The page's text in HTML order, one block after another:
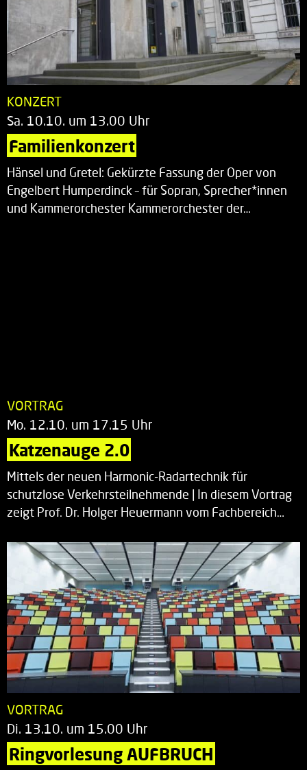
KONZERT
Sa. 10.10. um 13.00 Uhr
Familienkonzert
Hänsel und Gretel: Gekürzte Fassung der Oper von
Engelbert Humperdinck – für Sopran, Sprecher*innen
und Kammerorchester Kammerorchester der…
VORTRAG
Mo. 12.10. um 17.15 Uhr
Katzenauge 2.0
Mittels der neuen Harmonic-Radartechnik für
schutzlose Verkehrsteilnehmende | In diesem Vortrag
zeigt Prof. Dr. Holger Heuermann vom Fachbereich…
VORTRAG
Di. 13.10. um 15.00 Uhr
Ringvorlesung AUFBRUCH